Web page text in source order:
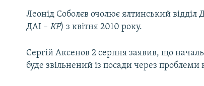
Леонід Соболєв очолює ялтинський відділ
ДАІ –КР) з квітня 2010 року.
Сергій Аксенов 2 серпня заявив, що
буде звільнений із посади через